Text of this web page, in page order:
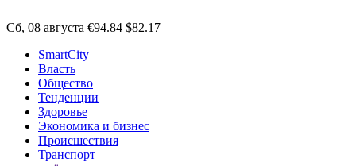
Сб, 08 августа €94.84 $82.17
SmartCity
Власть
Общество
Тенденции
Здоровье
Экономика и бизнес
Происшествия
Транспорт